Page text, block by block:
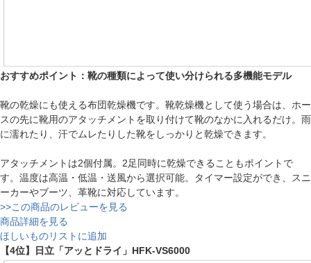
おすすめポイント：靴の種類によって使い分けられる多機能モデル
靴の乾燥にも使える布団乾燥機です。靴乾燥機として使う場合は、ホー
スの先に靴用のアタッチメントを取り付けて靴のなかに入れるだけ。雨
に濡れたり、汗でムレたりした靴をしっかりと乾燥できます。
アタッチメントは2個付属。2足同時に乾燥できることもポイントで
す。温度は高温・低温・送風から選択可能。タイマー設定ができ、スニ
ーカーやブーツ、革靴に対応しています。
>>この商品のレビューを見る
商品詳細を見る
ほしいものリストに追加
【4位】日立「アッとドライ」HFK-VS6000